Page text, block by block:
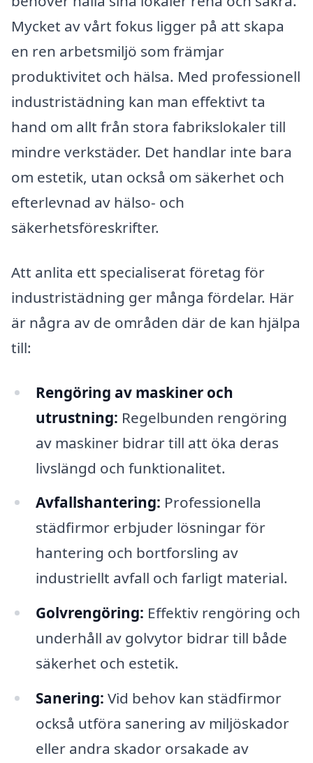
Mycket av vårt fokus ligger på att skapa
en ren arbetsmiljö som främjar
produktivitet och hälsa. Med professionell
industristädning kan man effektivt ta
hand om allt från stora fabrikslokaler till
mindre verkstäder. Det handlar inte bara
om estetik, utan också om säkerhet och
efterlevnad av hälso- och
säkerhetsföreskrifter.
Att anlita ett specialiserat företag för
industristädning ger många fördelar. Här
är några av de områden där de kan hjälpa
till:
Rengöring av maskiner och
utrustning: Regelbunden rengöring
av maskiner bidrar till att öka deras
livslängd och funktionalitet.
Avfallshantering: Professionella
städfirmor erbjuder lösningar för
hantering och bortforsling av
industriellt avfall och farligt material.
Golvrengöring: Effektiv rengöring och
underhåll av golvytor bidrar till både
säkerhet och estetik.
Sanering: Vid behov kan städfirmor
också utföra sanering av miljöskador
eller andra skador orsakade av